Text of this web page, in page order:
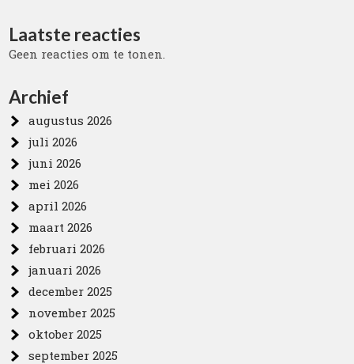
Laatste reacties
Geen reacties om te tonen.
Archief
augustus 2026
juli 2026
juni 2026
mei 2026
april 2026
maart 2026
februari 2026
januari 2026
december 2025
november 2025
oktober 2025
september 2025